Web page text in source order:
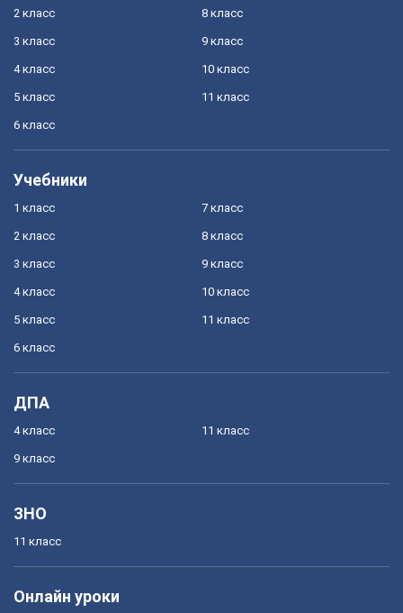
2 класс
3 класс
4 класс
5 класс
6 класс
8 класс
9 класс
10 класс
11 класс
Учебники
1 класс
2 класс
3 класс
4 класс
5 класс
6 класс
7 класс
8 класс
9 класс
10 класс
11 класс
ДПА
4 класс
9 класс
11 класс
ЗНО
11 класс
Онлайн уроки